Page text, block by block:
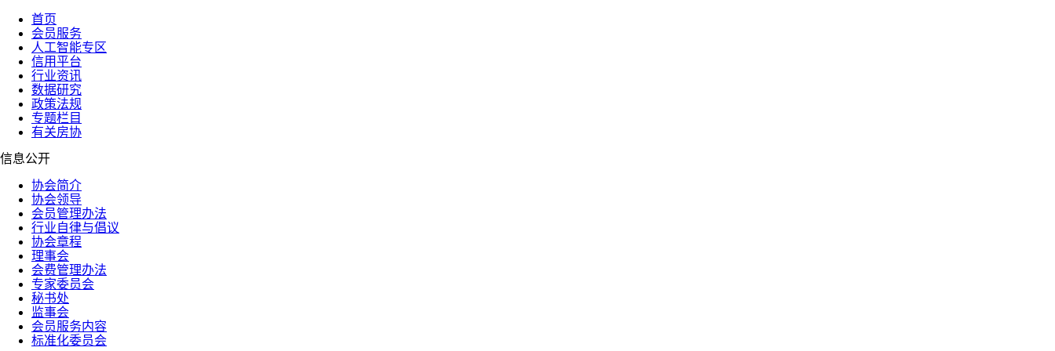
首页
会员服务
人工智能专区
信用平台
行业资讯
数据研究
政策法规
专题栏目
有关房协
信息公开
协会简介
协会领导
会员管理办法
行业自律与倡议
协会章程
理事会
会费管理办法
专家委员会
秘书处
监事会
会员服务内容
标准化委员会